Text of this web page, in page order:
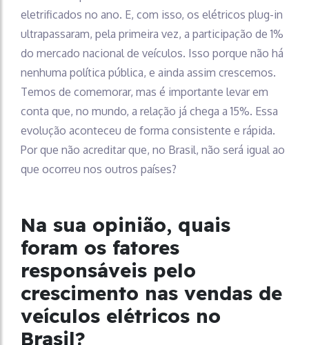
eletrificados no ano. E, com isso, os elétricos plug-in
ultrapassaram, pela primeira vez, a participação de 1%
do mercado nacional de veículos. Isso porque não há
nenhuma política pública, e ainda assim crescemos.
Temos de comemorar, mas é importante levar em
conta que, no mundo, a relação já chega a 15%. Essa
evolução aconteceu de forma consistente e rápida.
Por que não acreditar que, no Brasil, não será igual ao
que ocorreu nos outros países?
Na sua opinião, quais
foram os fatores
responsáveis pelo
crescimento nas vendas de
veículos elétricos no
Brasil?